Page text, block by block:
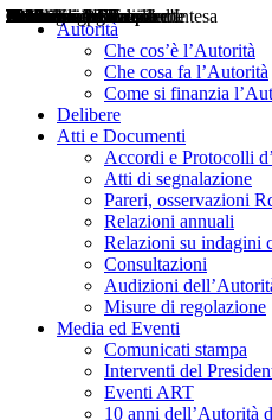
Autorità
Che cos’è l’Autorità
Che cosa fa l’Autorità
Come si finanzia
Delibere
Atti e Documenti
Accordi e Protocolli
Atti di segnalazione
Pareri, osservazioni
Relazioni annuali
Relazioni su indagini
Consultazioni
Audizioni
Misure di regolazione
Media ed Eventi
Comunicati stampa
Interventi del
Eventi ART
10 anni dell’Autorità
Delibere
Pareri
Consultazioni
Audizioni
Atti di Segnalazione
Accordi e Protocolli d'Intesa
Relazioni annuali
Misure di regolazione
Notizie
Comunicati Stampa
Bollettini ART
Convegni ART
Interviste del Presidente
Articoli in primo piano
Interventi del Presidente
2004
2005
2010
2013
2014
2015
2016
2017
2018
2019
202
2020
2021
2022
2023
2024
2025
2026
Aereo
Marittimo
Terrestre